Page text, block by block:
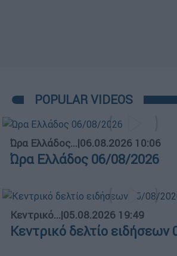
POPULAR VIDEOS
Ώρα Ελλάδος...|06.08.2026 10:06
Ώρα Ελλάδος 06/08/2026
Κεντρικό...|05.08.2026 19:49
Κεντρικό δελτίο